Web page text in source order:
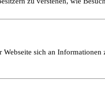
Webseite sich an